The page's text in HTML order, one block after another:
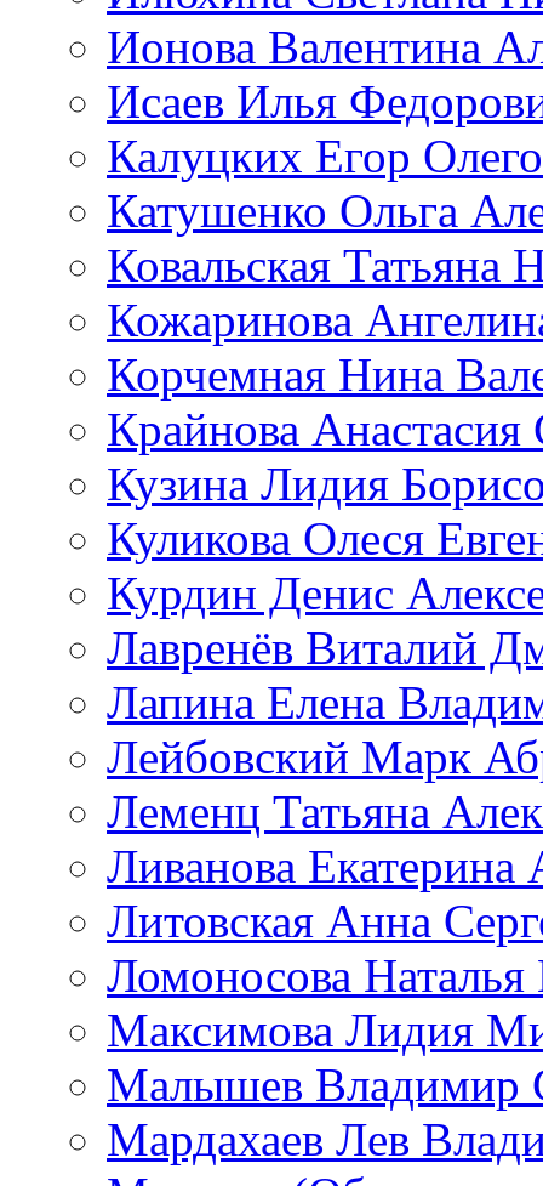
Ионова Валентина
Исаев Илья
Калуцких Егор
Катушенко Ольга
Ковальская Татьяна
Кожаринова
Корчемная Нина
Крайнова Анастасия
Кузина Лидия
Куликова Олеся
Курдин Денис
Лавренёв Виталий
Лапина Елена
Лейбовский Марк
Леменц Татьяна
Ливанова Екатерина
Литовская Анна
Ломоносова
Максимова Лидия
Малышев Владимир
Мардахаев Лев